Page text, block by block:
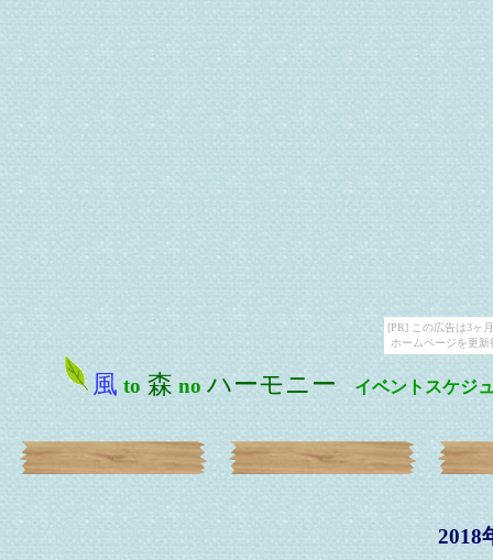
[PR] この広告は3ヶ
ホームページを更
風 to 森no ハーモニー イベントスケジ
2018